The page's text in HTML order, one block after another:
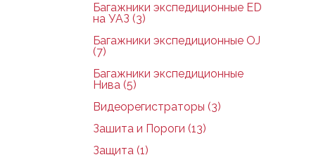
Багажники экспедиционные ED
на УАЗ (3)
Багажники экспедиционные OJ
(7)
Багажники экспедиционные
Нива (5)
Видеорегистраторы (3)
Зашита и Пороги (13)
Защита (1)